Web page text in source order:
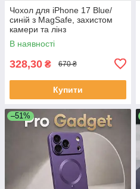
Чохол для iPhone 17 Blue/
синій з MagSafe, захистом
камери та лінз
В наявності
328,30 ₴ 670 ₴
Купити
–51%